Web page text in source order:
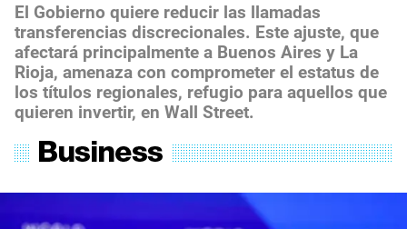
El Gobierno quiere reducir las llamadas
transferencias discrecionales. Este ajuste, que
afectará principalmente a Buenos Aires y La
Rioja, amenaza con comprometer el estatus de
los títulos regionales, refugio para aquellos que
quieren invertir, en Wall Street.